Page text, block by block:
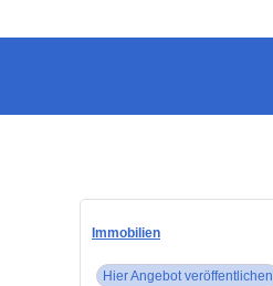
Immobilien
Hier Angebot veröffentlichen